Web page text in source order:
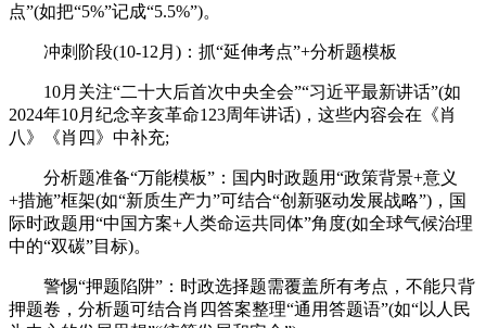
点”(如把“5%”记成“5.5%”)。
冲刺阶段(10-12月)：抓“延伸考点”+分析题模板
10月关注“二十大后首次中央全会”“习近平最新讲话”(如
2024年10月纪念辛亥革命123周年讲话)，这些内容会在《肖
八》《肖四》中补充;
分析题准备“万能模板”：国内时政题用“政策背景+意义
+措施”框架(如“新质生产力”可结合“创新驱动发展战略”)，国
际时政题用“中国方案+人类命运共同体”角度(如全球气候治理
中的“双碳”目标)。
警惕“押题陷阱”：时政选择题需覆盖所有考点，不能只背
押题卷，分析题可结合肖四答案整理“通用答题语”(如“以人民